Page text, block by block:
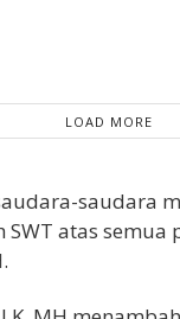
LOAD MORE
saudara
atas